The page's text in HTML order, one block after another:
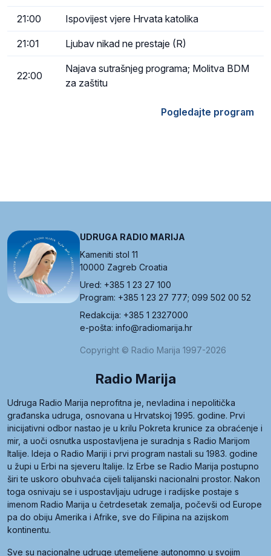
21:00 Ispovijest vjere Hrvata katolika
21:01 Ljubav nikad ne prestaje (R)
22:00
Najava sutrašnjeg programa; Molitva BDM
za zaštitu
Pogledajte program
UDRUGA RADIO MARIJA
Kameniti stol 11
10000 Zagreb Croatia
Ured: +385 1 23 27 100
Program: +385 1 23 27 777; 099 502 00 52
Redakcija: +385 1 2327000
e-pošta: info@radiomarija.hr
Copyright © Radio Marija 1997-2026
Radio Marija
Udruga Radio Marija neprofitna je, nevladina i nepolitička
građanska udruga, osnovana u Hrvatskoj 1995. godine. Prvi
inicijativni odbor nastao je u krilu Pokreta krunice za obraćenje i
mir, a uoči osnutka uspostavljena je suradnja s Radio Marijom
Italije. Ideja o Radio Mariji i prvi program nastali su 1983. godine
u župi u Erbi na sjeveru Italije. Iz Erbe se Radio Marija postupno
širi te uskoro obuhvaća cijeli talijanski nacionalni prostor. Nakon
toga osnivaju se i uspostavljaju udruge i radijske postaje s
imenom Radio Marija u četrdesetak zemalja, počevši od Europe
pa do obiju Amerika i Afrike, sve do Filipina na azijskom
kontinentu.
Sve su nacionalne udruge utemeljene autonomno u svojim